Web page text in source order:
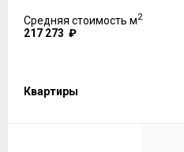
Средняя стоимость м2
217 273 ₽
Квартиры